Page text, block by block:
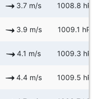
3.7 m/s 1008.8 hPa
3.9 m/s 1009.1 hPa
4.1 m/s 1009.3 hPa
4.4 m/s 1009.5 hPa